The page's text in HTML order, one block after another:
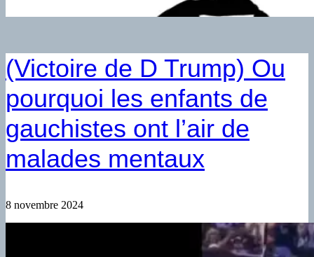
(Victoire de D Trump) Ou
pourquoi les enfants de
gauchistes ont l’air de
malades mentaux
8 novembre 2024